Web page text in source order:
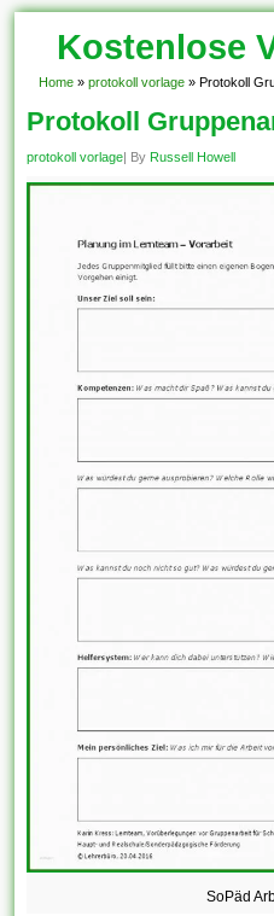
Kostenlose
Home » protokoll vorlage » Protokoll
Protokoll
protokoll vorlage| By Russell Howell
SoPäd